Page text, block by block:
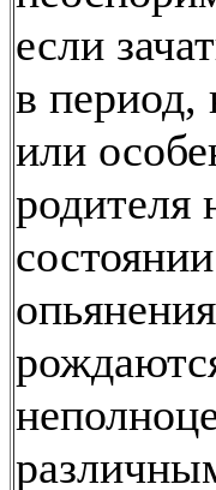
если
в период,
или
родителя